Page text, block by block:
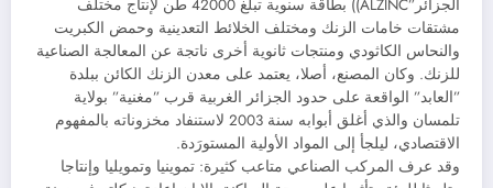
الجزائر”ALZINC)) بطاقة سنوية تبلغ 42000 طن لإنتاج مختلف
مشتقات خامات الزنك ومختلف الخلائط التعدينية وحمض الكبريت
والنحاس الكاثودي ومنتجات ثانوية أخرى ناتجة عن المعالجة الصناعية
للزنك. وكان المصنع، أصلا، يعتمد على معدن الزنك الكائن ببلدة
”العابد” الواقعة على حدود الجزائر الغربية قرب ”مغنية” بولاية
تلمسان والذي أغلق أبوابه سنة 2003 لاستنفاد مخزوناته بالمفهوم
الاقتصادي، ليلجأ إلى المواد الأولية المستورَدة.
وقد عرف المركب الصناعي متاعب كثيرة: تموينيا وتمويليا وإنتاجا